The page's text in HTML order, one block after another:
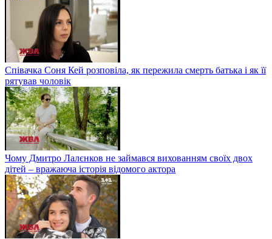
Співачка Соня Кей розповіла, як пережила смерть батька і як її
рятував чоловік
Чому Дмитро Лалєнков не займався вихованням своїх двох
дітей – вражаюча історія відомого актора